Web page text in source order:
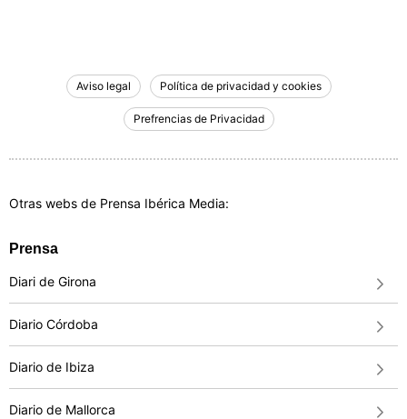
Aviso legal Política de privacidad y cookies
Prefrencias de Privacidad
Otras webs de Prensa Ibérica Media:
Prensa
Diari de Girona
Diario Córdoba
Diario de Ibiza
Diario de Mallorca